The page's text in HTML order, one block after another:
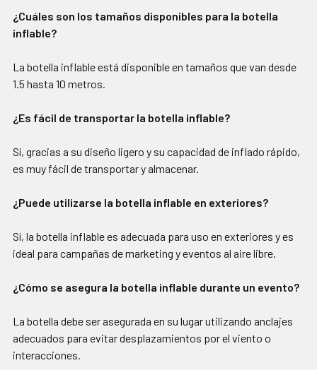
¿Cuáles son los tamaños disponibles para la botella
inflable?
La botella inflable está disponible en tamaños que van desde
1.5 hasta 10 metros.
¿Es fácil de transportar la botella inflable?
Sí, gracias a su diseño ligero y su capacidad de inflado rápido,
es muy fácil de transportar y almacenar.
¿Puede utilizarse la botella inflable en exteriores?
Sí, la botella inflable es adecuada para uso en exteriores y es
ideal para campañas de marketing y eventos al aire libre.
¿Cómo se asegura la botella inflable durante un evento?
La botella debe ser asegurada en su lugar utilizando anclajes
adecuados para evitar desplazamientos por el viento o
interacciones.